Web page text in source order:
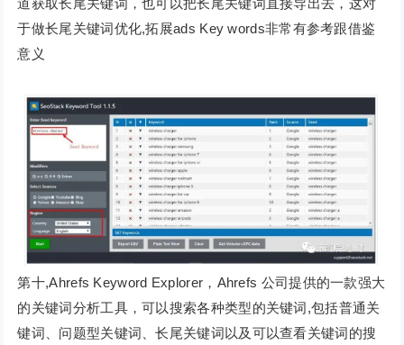
于做长尾关键词优化,拓展ads Key words非常有参考跟借鉴
意义
第十,Ahrefs Keyword Explorer，Ahrefs 公司提供的一款强大
的关键词分析工具，可以搜索各种类型的关键词,包括普通关
键词、问题型关键词、长尾关键词以及可以查看关键词的搜